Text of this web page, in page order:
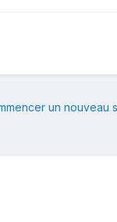
un nouveau